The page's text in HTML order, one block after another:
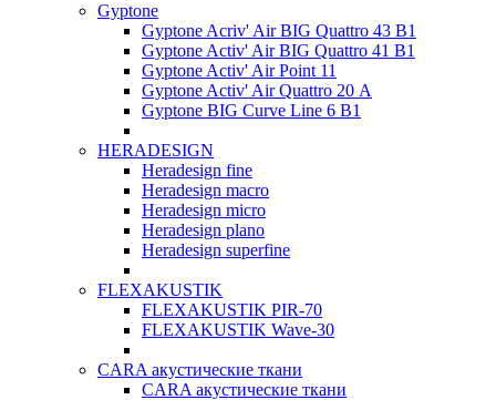
Gyptone
Gyptone Acriv' Air BIG Quattro 43 В1
Gyptone Activ' Air BIG Quattro 41 B1
Gyptone Activ' Air Point 11
Gyptone Activ' Air Quattro 20 А
Gyptone BIG Curve Line 6 B1
HERADESIGN
Heradesign fine
Heradesign macro
Heradesign micro
Heradesign plano
Heradesign superfine
FLEXAKUSTIK
FLEXAKUSTIK PIR-70
FLEXAKUSTIK Wave-30
CARA акустические ткани
CARA акустические ткани